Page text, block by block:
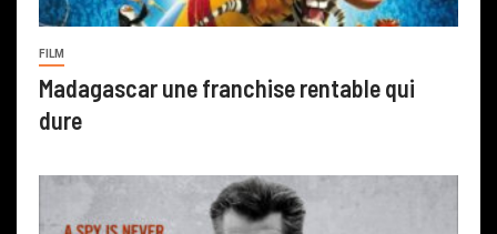
FILM
Madagascar une franchise rentable qui
dure